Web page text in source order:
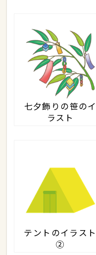
七夕飾りの笹のイ
ラスト
テントのイラスト
②